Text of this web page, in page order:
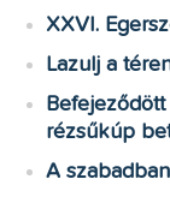
XXVI.
Lazulj a
rézsűkúp
A